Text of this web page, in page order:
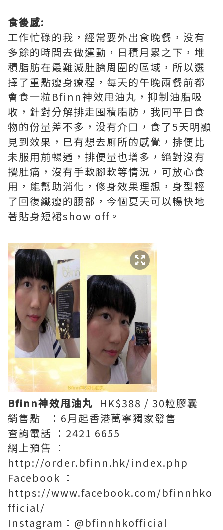
食後感:
工作忙碌的我，經常要外出食晚餐，没有
多餘的時間去做運動，日積月累之下，堆
積脂肪在最難減肚臍周圍的區域，所以選
擇了重點瘦身療程，每天的午晚兩餐前都
會食一粒Bfinn神效甩油丸，抑制油脂吸
收，針對分解排走囤積脂肪，我同平日食
物的份量差不多，没有介口，食了5天明顯
見到效果，巳有想去厠所的感覺，排便比
未服用前暢通，排便量也增多，絕對沒有
攪肚痛，沒有手軟腳軟等情況，可放心食
用，能幫助消化，修身效果理想，身型輕
了回復纖瘦的腰部，今個夏天可以暢快地
著貼身短裙show off。
Bfinn神效甩油丸 HK$388 / 30粒膠囊
銷售點 ：6月起香港萬寧獨家發售
查詢電話 ：2421 6655
網上預售 ：
http://order.bfinn.hk/index.php
Facebook ：
https://www.facebook.com/bfinnhko
fficial/
Instagram：@bfinnhkofficial